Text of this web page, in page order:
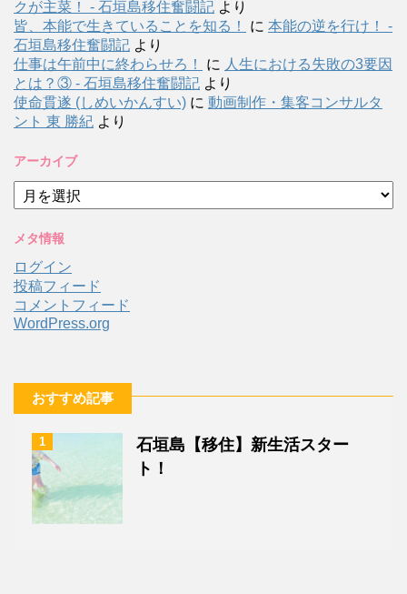
クが主菜！ - 石垣島移住奮闘記 より
皆、本能で生きていることを知る！
に 本能の逆を行け！ -
石垣島移住奮闘記 より
仕事は午前中に終わらせろ！
に 人生における失敗の3要因
とは？③ - 石垣島移住奮闘記 より
使命貫遂 (しめいかんすい) に 動画制作・集客コンサルタ
ント 東 勝紀 より
アーカイブ
ア
ー
イ
ブ
メタ情報
ログイン
投稿フィード
コメントフィード
WordPress.org
おすすめ記事
1
石垣島【移住】新生活スター
ト！